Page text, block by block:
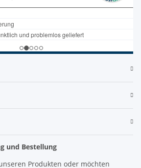
und Bestellung
Produkten oder möchten